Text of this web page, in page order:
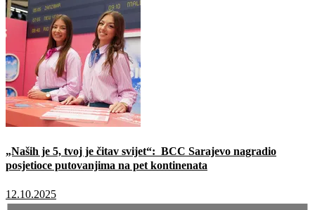
„Naših je 5, tvoj je čitav svijet“: BCC Sarajevo nagradio
posjetioce putovanjima na pet kontinenata
12.10.2025